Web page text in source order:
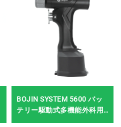
BOJIN SYSTEM 5600 バッ
テリー駆動式多機能外科用